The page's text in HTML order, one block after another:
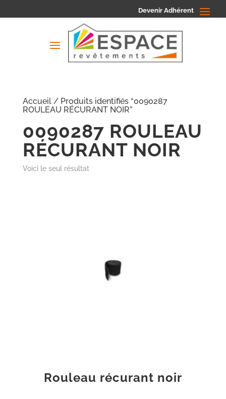
Devenir Adhérent
Accueil/ Produits identifiés “0090287
ROULEAU RÉCURANT NOIR”
0090287 ROULEAU
RÉCURANT NOIR
Voici le seul résultat
Rouleau récurant noir